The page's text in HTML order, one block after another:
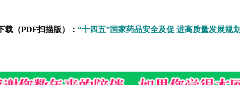
载（PDF扫描版）：“十四五”国家药品安全及促 进高质量发展规划